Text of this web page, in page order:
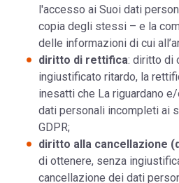
l'accesso ai Suoi dati
copia degli stessi – e la
delle informazioni di cui
diritto di rettifica: diritto di
ingiustificato ritardo, la
inesatti che La riguardano
dati personali incompleti ai
GDPR;
diritto alla cancellazione
di ottenere, senza
cancellazione dei dati